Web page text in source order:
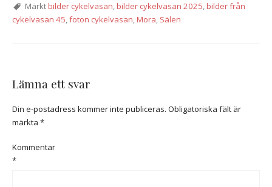
Märktbilder cykelvasan,bilder cykelvasan 2025,bilder från
cykelvasan 45,foton cykelvasan,Mora, Sälen
Lämna ett svar
Din e-postadress kommer inte publiceras. Obligatoriska fält är
märkta *
Kommentar
*